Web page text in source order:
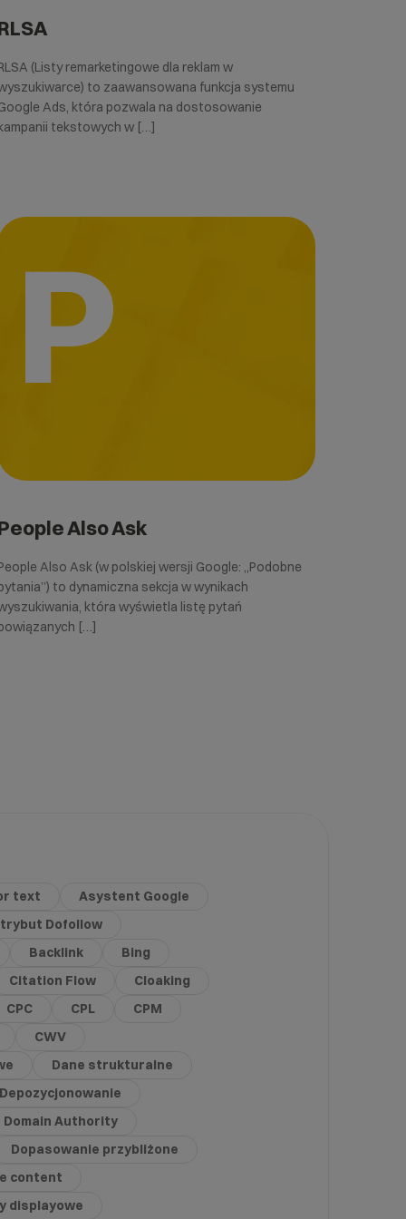
(Listy remarketingowe dla reklam w
to zaawansowana funkcja systemu
Ads, która pozwala na dostosowanie
tekstowych w […]
P
Also Ask
Also Ask (w polskiej wersji Google: „Podobne
to dynamiczna sekcja w wynikach
która wyświetla listę pytań
[…]
text
Asystent Google
Dofollow
Backlink
Bing
Citation Flow
Cloaking
CPC
CPL
CPM
CWV
Dane strukturalne
Depozycjonowanie
Domain Authority
Dopasowanie przybliżone
content
displayowe